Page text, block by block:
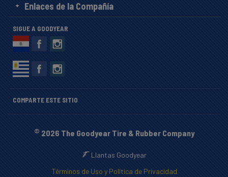
Enlaces de la Compañía
SIGUE A GOODYEAR
COMPARTE ESTE SITIO
© 2026 The Goodyear Tire & Rubber Company
Llantas Goodyear
Términos de Uso y Política de Privacidad